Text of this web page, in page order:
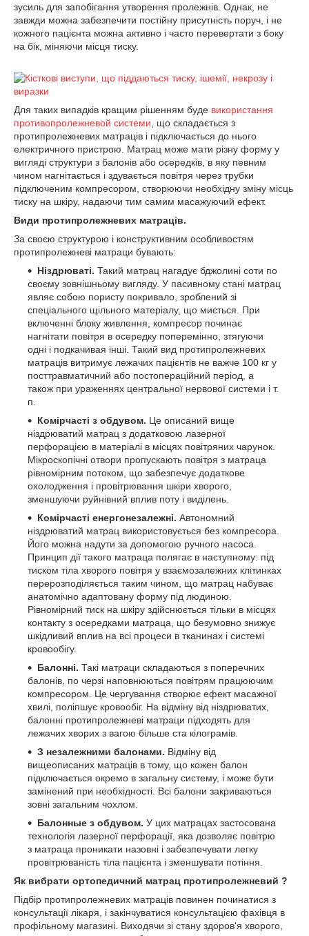
зусиль для запобігання утворення пролежнів. Однак, не
завжди можна забезпечити постійну присутність поруч, і не
кожного пацієнта можна активно і часто перевертати з боку
на бік, міняючи місця тиску.
Для таких випадків кращим рішенням буде використання
противопролежневой системи , що складається з
протипролежневих матраців і підключається до нього
електричного пристрою. Матрац може мати різну форму у
вигляді структури з балонів або осередків, в яку певним
чином нагнітається і здувається повітря через трубки
підключеним компресором, створюючи необхідну зміну місць
тиску на шкіру, надаючи тим самим масажуючий ефект.
Види протипролежневих матраців.
За своєю структурою і конструктивним особливостям
протипролежневі матраци бувають:
Ніздрюваті. Такий матрац нагадує бджолині соти по
своєму зовнішньому вигляду. У пасивному стані матрац
являє собою пористу покривало, зроблений зі
спеціального щільного матеріалу, що миється. При
включенні блоку живлення, компресор починає
нагнітати повітря в осередку поперемінно, зтягуючи
одні і подкачивая інші. Такий вид протипролежневих
матраців витримує лежачих пацієнтів не важче 100 кг у
посттравматичний або постопераційний період, а
також при ураженнях центральної нервової системи і т.
п.
Комірчасті з обдувом. Це описаний вище
ніздрюватий матрац з додатковою лазерної
перфорацією в матеріалі в місцях повітряних чарунок.
Мікроскопічні отвори пропускають повітря з матраца
рівномірним потоком, що забезпечує додаткове
охолодження і провітрювання шкіри хворого,
зменшуючи руйнівний вплив поту і виділень.
Комірчасті енергонезалежні. Автономний
ніздрюватий матрац використовується без компресора.
Його можна надути за допомогою ручного насоса.
Принцип дії такого матраца полягає в наступному: під
тиском тіла хворого повітря у взаємозалежних клітинках
перерозподіляється таким чином, що матрац набуває
анатомічно адаптовану форму під людиною.
Рівномірний тиск на шкіру здійснюється тільки в місцях
контакту з осередками матраца, що безумовно знижує
шкідливий вплив на всі процеси в тканинах і системі
кровообігу.
Балонні. Такі матраци складаються з поперечних
балонів, по черзі наповнюються повітрям працюючим
компресором. Це чергування створює ефект масажної
хвилі, поліпшує кровообіг. На відміну від ніздрюватих,
балонні протипролежневі матраци підходять для
лежачих хворих з вагою більше ста кілограмів.
З незалежними балонами. Відміну від
вищеописаних матраців в тому, що кожен балон
підключається окремо в загальну систему, і може бути
замінений при необхідності. Всі балони закриваються
зовні загальним чохлом.
Балонные з обдувом. У цих матрацах застосована
технологія лазерної перфорації, яка дозволяє повітрю
з матраца проникати назовні і забезпечувати легку
провітрюваність тіла пацієнта і зменшувати потіння.
Як вибрати ортопедичний матрац протипролежневий ?
Підбір протипролежневих матраців повинен починатися з
консультації лікаря, і закінчуватися консультацією фахівця в
профільному магазині. Виходячи зі стану здоров'я хворого,